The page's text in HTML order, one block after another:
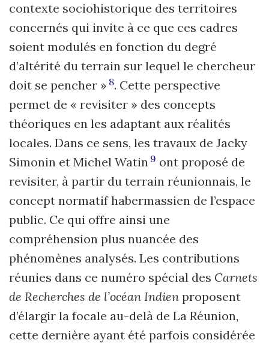
contexte sociohistorique des territoires
concernés qui invite à ce que ces cadres
soient modulés en fonction du degré
d’altérité du terrain sur lequel le chercheur
doit se pencher » 8. Cette perspective
permet de « revisiter » des concepts
théoriques en les adaptant aux réalités
locales. Dans ce sens, les travaux de Jacky
Simonin et Michel Watin 9 ont proposé de
revisiter, à partir du terrain réunionnais, le
concept normatif habermassien de l’espace
public. Ce qui offre ainsi une
compréhension plus nuancée des
phénomènes analysés. Les contributions
réunies dans ce numéro spécial des Carnets
de Recherches de l’océan Indien proposent
d’élargir la focale au-delà de La Réunion,
cette dernière ayant été parfois considérée